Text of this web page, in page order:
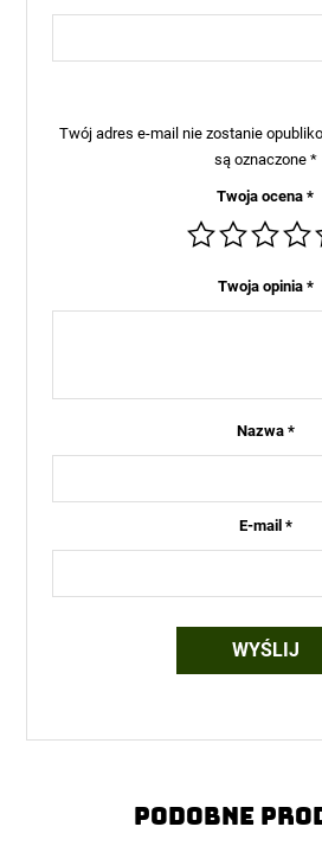
Twój adres e-mail nie zostanie
są oznaczone *
Twoja ocena *
Twoja opinia *
Nazwa *
E-mail *
Podobne